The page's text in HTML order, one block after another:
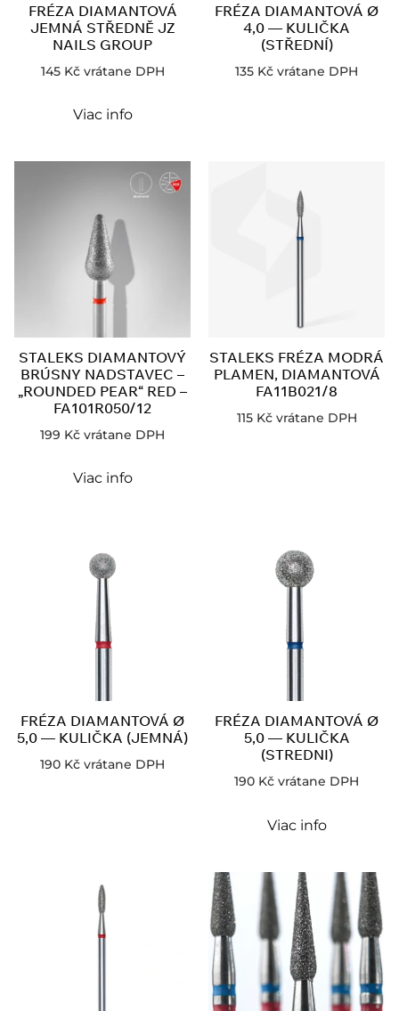
FRÉZA DIAMANTOVÁ
JEMNÁ STŘEDNĚ JZ
NAILS GROUP
145 Kč vrátane DPH
Viac info
FRÉZA DIAMANTOVÁ Ø
4,0 — KULIČKA
(STŘEDNÍ)
135 Kč vrátane DPH
STALEKS DIAMANTOVÝ
BRÚSNY NADSTAVEC –
„ROUNDED PEAR“ RED –
FA101R050/12
199 Kč vrátane DPH
Viac info
STALEKS FRÉZA MODRÁ
PLAMEN, DIAMANTOVÁ
FA11B021/8
115 Kč vrátane DPH
FRÉZA DIAMANTOVÁ Ø
5,0 — KULIČKA (JEMNÁ)
190 Kč vrátane DPH
FRÉZA DIAMANTOVÁ Ø
5,0 — KULIČKA
(STREDNI)
190 Kč vrátane DPH
Viac info